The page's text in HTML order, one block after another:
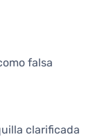
falsa
clarificada